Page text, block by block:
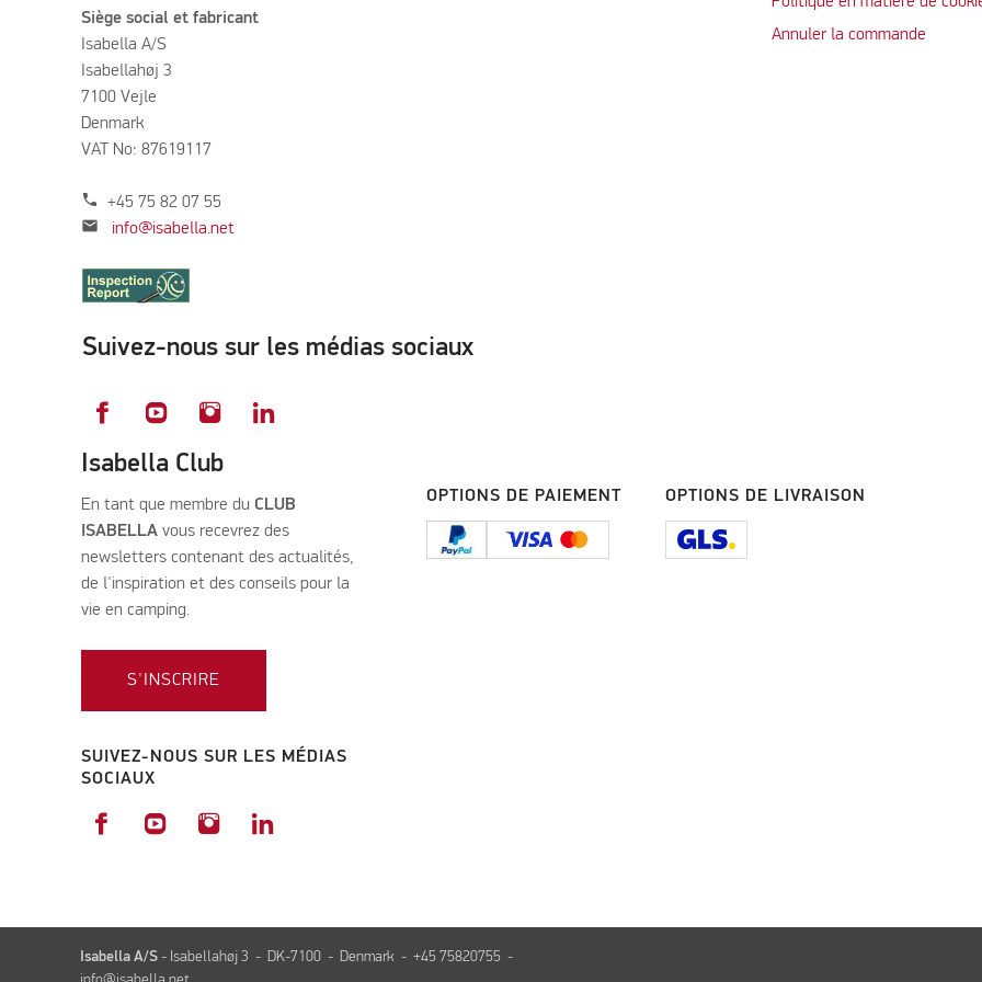
Siège social et fabricant
Isabella A/S
Isabellahøj 3
7100 Vejle
Denmark
VAT No: 87619117
phone +45 75 82 07 55
mail info@isabella.net
Annuler la commande
Suivez-nous sur les médias sociaux
Isabella Club
En tant que membre du CLUB
ISABELLA vous recevrez des
newsletters contenant des actualités,
de l'inspiration et des conseils pour la
vie en camping.
S'INSCRIRE
SUIVEZ-NOUS SUR LES MÉDIAS
SOCIAUX
OPTIONS DE PAIEMENT OPTIONS DE LIVRAISON
Isabella A/S - Isabellahøj 3 - DK-7100 - Denmark - +45 75820755 -